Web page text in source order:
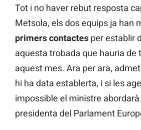
Tot i no haver rebut resposta
Metsola, els dos equips ja han
primers contactes per establir
aquesta trobada que hauria de
aquest mes. Ara per ara,
hi ha data establerta, i si les
impossible el ministre
presidenta del Parlament